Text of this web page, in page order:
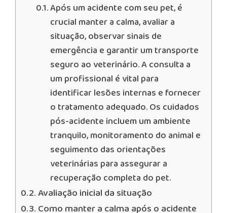
Após um acidente com seu pet, é
crucial manter a calma, avaliar a
situação, observar sinais de
emergência e garantir um transporte
seguro ao veterinário. A consulta a
um profissional é vital para
identificar lesões internas e fornecer
o tratamento adequado. Os cuidados
pós-acidente incluem um ambiente
tranquilo, monitoramento do animal e
seguimento das orientações
veterinárias para assegurar a
recuperação completa do pet.
Avaliação inicial da situação
Como manter a calma após o acidente